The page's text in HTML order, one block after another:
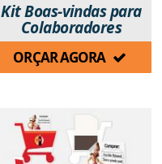
Kit Boas-vindas para
Colaboradores
ORÇAR AGORA